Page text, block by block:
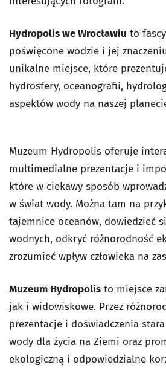
Hydropolis we Wrocławiu to
poświęcone wodzie i jej
unikalne miejsce, które
hydrosfery, oceanografii,
aspektów wody na naszej
Muzeum Hydropolis oferuje
multimedialne prezentacje i
które w ciekawy sposób
w świat wody. Można tam na
tajemnice oceanów, dowiedzieć
wodnych, odkryć różnorodność
zrozumieć wpływ człowieka na
Muzeum Hydropolis to miejsce
jak i widowiskowe. Przez
prezentacje i doświadczenia
wody dla życia na Ziemi oraz
ekologiczną i odpowiedzialne